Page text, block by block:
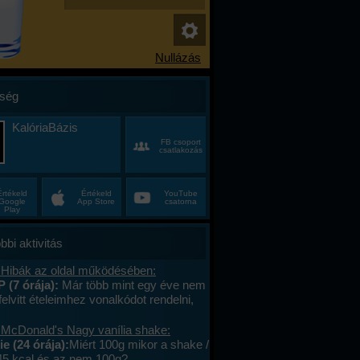
KalóriaBázis
FB csoport
csatlakozás
Play
Értékeld
App Store
YouTube
csatorna
aktivitás
az oldal működésében:
(7 órája): Már több mint egy éve nem
ételeimhez vonalkódot rendelni,
megy. A mások által megadott
le tudom olvasni , jól működik. .
cseréltem, a legújabb android fut,
Nagy vanília shake:
(24 órája):Miért 100g mikor a shake /